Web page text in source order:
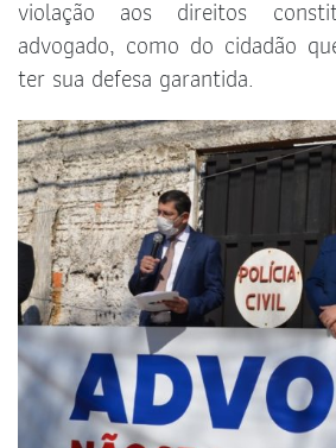
violação aos direitos
advogado, como do cidadão
ter sua defesa garantida.